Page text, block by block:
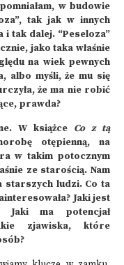
w budowie
tak jak w innych
tak dalej. “Peseloza”
jako taka właśnie
na wiek pewnych
albo myśli, że mu się
że ma nie robić
prawda?
W książce Co z tą
otępienną, na
w takim potocznym
ze starością. Nam
starszych ludzi. Co ta
Jaki jest
Jaki ma potencjał
zjawiska, które